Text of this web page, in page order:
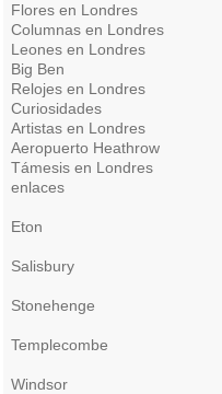
Flores en Londres
Columnas en Londres
Leones en Londres
Big Ben
Relojes en Londres
Curiosidades
Artistas en Londres
Aeropuerto Heathrow
Támesis en Londres
enlaces
Eton
Salisbury
Stonehenge
Templecombe
Windsor